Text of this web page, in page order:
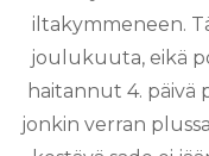
iltakymmeneen.
joulukuuta, eikä
haitannut 4. päivä
jonkin verran